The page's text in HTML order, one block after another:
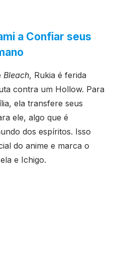
a Confiar seus
Bleach, Rukia é ferida
contra um Hollow. Para
ela transfere seus
ele, algo que é
dos espíritos. Isso
do anime e marca o
e Ichigo.